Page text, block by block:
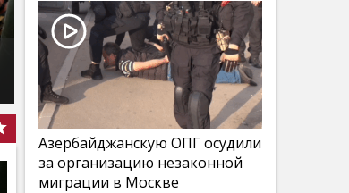
Азербайджанскую ОПГ осудили
за организацию незаконной
миграции в Москве